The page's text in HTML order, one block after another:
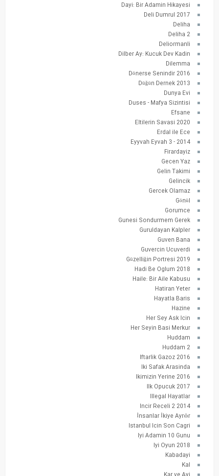
Dayi: Bir Adamin Hikayesi
Deli Dumrul 2017
Deliha
Deliha 2
Deliormanli
Dilber Ay: Kucuk Dev Kadin
Dilemma
Dönerse Senindir 2016
Düğün Dernek 2013
Dunya Evi
Duses - Mafya Sizintisi
Efsane
Eltilerin Savasi 2020
Erdal ile Ece
Eyyvah Eyvah 3 - 2014
Firardayiz
Gecen Yaz
Gelin Takimi
Gelincik
Gercek Olamaz
Gönül
Gorumce
Gunesi Sondurmem Gerek
Guruldayan Kalpler
Guven Bana
Guvercin Ucuverdi
Güzelliğin Portresi 2019
Hadi Be Oglum 2018
Haile: Bir Aile Kabusu
Hatiran Yeter
Hayatla Baris
Hazine
Her Sey Ask Icin
Her Seyin Basi Merkur
Huddam
Huddam 2
Iftarlik Gazoz 2016
Iki Safak Arasinda
Ikimizin Yerine 2016
Ilk Opucuk 2017
Illegal Hayatlar
Incir Receli 2 2014
İnsanlar İkiye Ayrılır
Istanbul Icin Son Cagri
Iyi Adamin 10 Gunu
Iyi Oyun 2018
Kabadayi
Kal